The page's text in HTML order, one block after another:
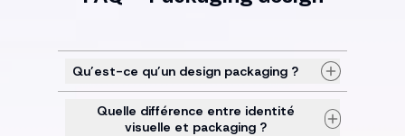
Qu’est-ce qu’un design packaging ?
Quelle différence entre identité
visuelle et packaging ?